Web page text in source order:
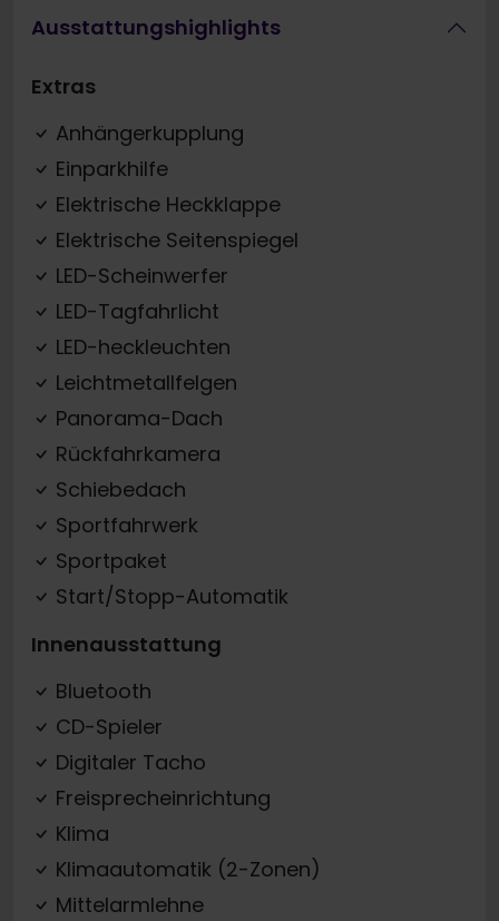
Ausstattungshighlights
Extras
Anhängerkupplung
Einparkhilfe
Elektrische Heckklappe
Elektrische Seitenspiegel
LED-Scheinwerfer
LED-Tagfahrlicht
LED-heckleuchten
Leichtmetallfelgen
Panorama-Dach
Rückfahrkamera
Schiebedach
Sportfahrwerk
Sportpaket
Start/Stopp-Automatik
Innenausstattung
Bluetooth
CD-Spieler
Digitaler Tacho
Freisprecheinrichtung
Klima
Klimaautomatik (2-Zonen)
Mittelarmlehne